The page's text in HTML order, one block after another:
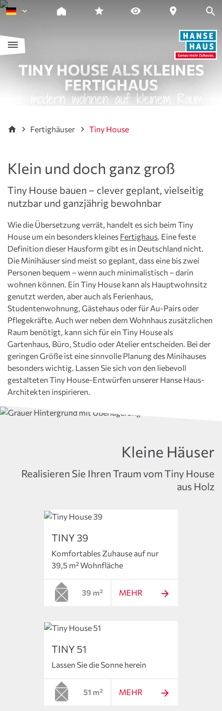
TINY HOUSE ALS KLEINES
FERTIGHAUS
… modern wohnen auf kleinem Raum
Fertighäuser Tiny House
Tiny House bauen – clever geplant, vielseitig
nutzbar und ganzjährig bewohnbar
Klein und doch ganz groß
Wie die Übersetzung verrät, handelt es sich beim Tiny
House um ein besonders kleines Fertighaus. Eine feste
Definition dieser Hausform gibt es in Deutschland nicht.
Die Minihäuser sind meist so geplant, dass eine bis zwei
Personen bequem – wenn auch minimalistisch – darin
wohnen können. Ein Tiny House kann als Hauptwohnsitz
genutzt werden, aber auch als Ferienhaus,
Studentenwohnung, Gästehaus oder für Au-Pairs oder
Pflegekräfte. Auch wer neben dem Wohnhaus zusätzlichen
Raum benötigt, kann sich für ein Tiny House als
Gartenhaus, Büro, Studio oder Atelier entscheiden. Bei der
geringen Größe ist eine sinnvolle Planung des Minihauses
besonders wichtig. Lassen Sie sich von den liebevoll
gestalteten Tiny House-Entwürfen unserer Hanse Haus-
Architekten inspirieren.
Realisieren Sie Ihren Traum vom Tiny House
aus Holz
Kleine Häuser
TINY 39
Komfortables Zuhause auf nur
39,5 m² Wohnfläche
39 m² MEHR
TINY 51
Lassen Sie die Sonne herein
51 m² MEHR